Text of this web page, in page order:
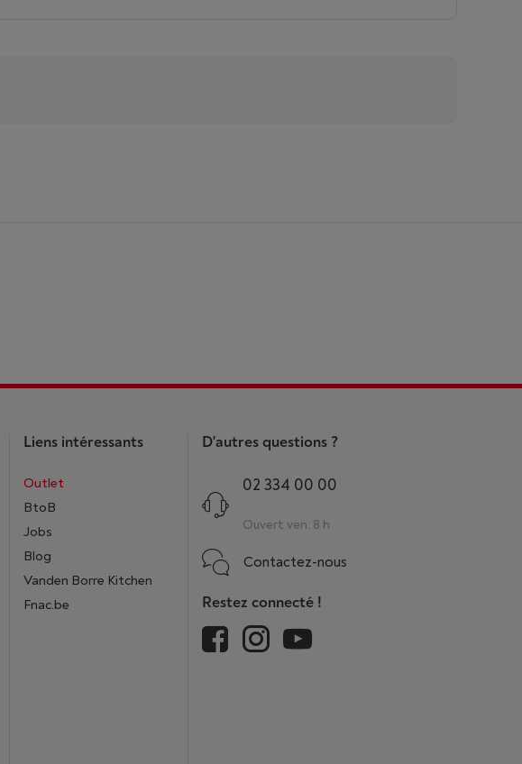
Liens intéressants
Outlet
BtoB
Jobs
Blog
Vanden Borre Kitchen
Fnac.be
D'autres questions ?
02 334 00 00
Ouvert ven. 8 h
Contactez-nous
Restez connecté !